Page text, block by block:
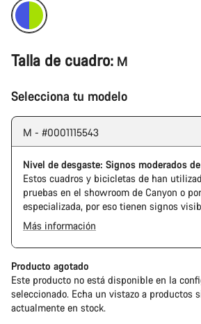
Talla de cuadro: M
Selecciona tu modelo
M - #0001115543
Nivel de desgaste: Signos moderados
Estos cuadros y bicicletas de han
pruebas en el showroom de Canyon o
especializada, por eso tienen signos
cadena y el casete. Además, es posible
componentes tengan alguna marca,
desviaciones de color. En cualquier
funcionan perfectamente.
The Pro Bike Speedmax is supplied only
spacers between the extensions and
additional spacer or fitting kit is included.
Más información
Producto agotado
Este producto no está disponible en la
seleccionado. Echa un vistazo a productos
actualmente en stock.